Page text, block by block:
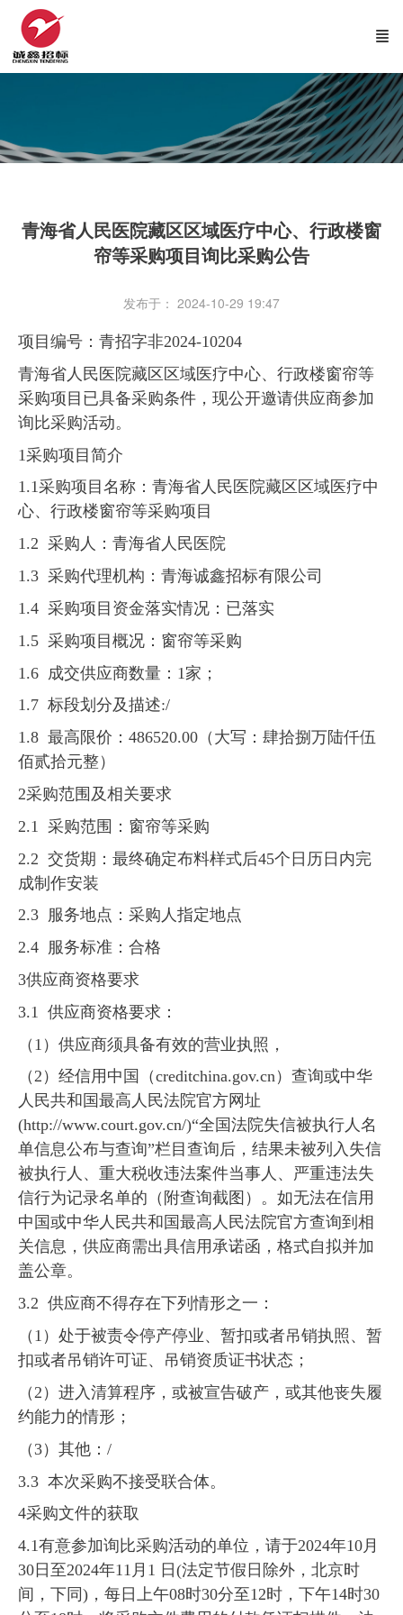
青海省人民医院藏区区域医疗中心、行政楼窗
帘等采购项目询比采购公告
发布于： 2024-10-29 19:47
项目编号：青招字非2024-10204
青海省人民医院藏区区域医疗中心、行政楼窗帘等
采购项目已具备采购条件，现公开邀请供应商参加
询比采购活动。
1采购项目简介
1.1采购项目名称：青海省人民医院藏区区域医疗中
心、行政楼窗帘等采购项目
1.2 采购人：青海省人民医院
1.3 采购代理机构：青海诚鑫招标有限公司
1.4 采购项目资金落实情况：已落实
1.5 采购项目概况：窗帘等采购
1.6 成交供应商数量：1家；
1.7 标段划分及描述:/
1.8 最高限价：486520.00（大写：肆拾捌万陆仟伍
佰贰拾元整）
2采购范围及相关要求
2.1 采购范围：窗帘等采购
2.2 交货期：最终确定布料样式后45个日历日内完
成制作安装
2.3 服务地点：采购人指定地点
2.4 服务标准：合格
3供应商资格要求
3.1 供应商资格要求：
（1）供应商须具备有效的营业执照，
（2）经信用中国（creditchina.gov.cn）查询或中华
人民共和国最高人民法院官方网址
(http://www.court.gov.cn/)“全国法院失信被执行人名
单信息公布与查询”栏目查询后，结果未被列入失信
被执行人、重大税收违法案件当事人、严重违法失
信行为记录名单的（附查询截图）。如无法在信用
中国或中华人民共和国最高人民法院官方查询到相
关信息，供应商需出具信用承诺函，格式自拟并加
盖公章。
3.2 供应商不得存在下列情形之一：
（1）处于被责令停产停业、暂扣或者吊销执照、暂
扣或者吊销许可证、吊销资质证书状态；
（2）进入清算程序，或被宣告破产，或其他丧失履
约能力的情形；
（3）其他：/
3.3 本次采购不接受联合体。
4采购文件的获取
4.1有意参加询比采购活动的单位，请于2024年10月
30日至2024年11月1 日(法定节假日除外，北京时
间，下同)，每日上午08时30分至12时，下午14时30